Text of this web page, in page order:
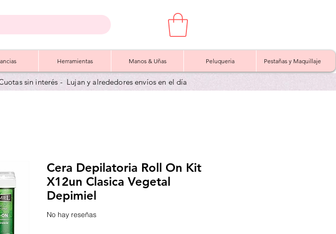
Herramientas Manos & Uñas Peluqueria Pestañas y Maquillaje
sin interés - Lujan y alrededores envíos en el día
Cera Depilatoria Roll On Kit
X12un Clasica Vegetal
Depimiel
No hay reseñas